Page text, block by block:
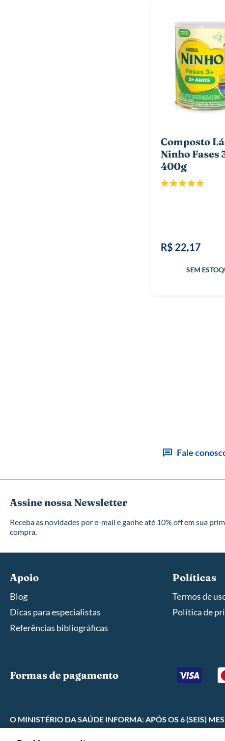
Composto
Ninho Fases
400g
Classificação:
R$ 22,17
Fale
Assine nossa Newsletter
Receba as novidades por e-mail e ganhe até 10% off em sua
compra.
Apoio
Blog
Dicas para especialistas
Referências bibliográficas
Políticas
Termos de
Política de
Formas de pagamento
O MINISTÉRIO DA SAÚDE INFORMA: APÓS OS 6 (SEIS)